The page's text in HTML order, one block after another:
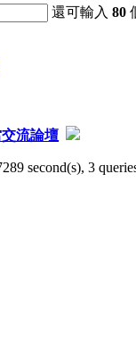
還可輸入80
流論壇
second(s), 3